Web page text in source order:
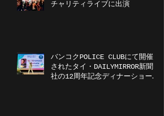
チャリティライブに出演
バンコクPOLICE CLUBにて開催
されたタイ・DAILYMIRROR新聞
社の12周年記念ディナーショーに